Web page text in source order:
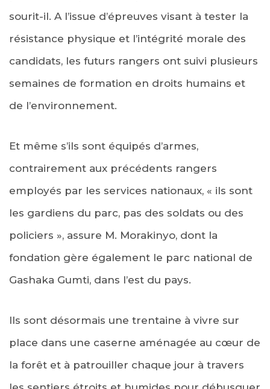
sourit-il. A l’issue d’épreuves visant à tester la
résistance physique et l’intégrité morale des
candidats, les futurs rangers ont suivi plusieurs
semaines de formation en droits humains et
de l’environnement.
Et même s’ils sont équipés d’armes,
contrairement aux précédents rangers
employés par les services nationaux, « ils sont
les gardiens du parc, pas des soldats ou des
policiers », assure M. Morakinyo, dont la
fondation gère également le parc national de
Gashaka Gumti, dans l’est du pays.
Ils sont désormais une trentaine à vivre sur
place dans une caserne aménagée au cœur de
la forêt et à patrouiller chaque jour à travers